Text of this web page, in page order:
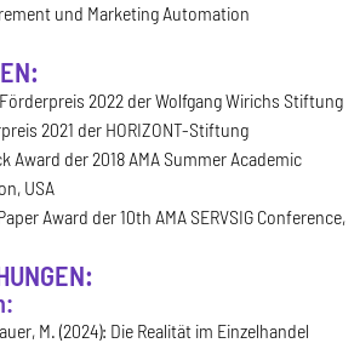
und Marketing Automation
2022 der Wolfgang Wirichs Stiftung
2021 der HORIZONT-Stiftung
Award der 2018 AMA Summer Academic
USA
Award der 10th AMA SERVSIG Conference,
M. (2024): Die Realität im Einzelhandel